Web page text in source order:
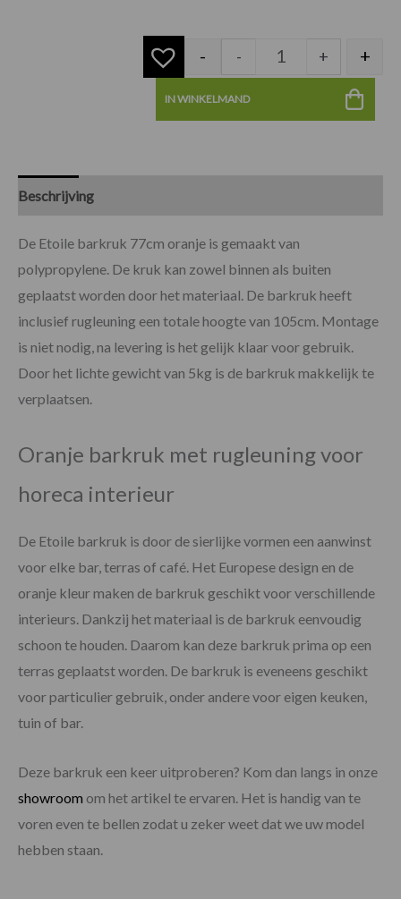
- - + +
IN WINKELMAND
Beschrijving
De Etoile barkruk 77cm oranje is gemaakt van
polypropylene. De kruk kan zowel binnen als buiten
geplaatst worden door het materiaal. De barkruk heeft
inclusief rugleuning een totale hoogte van 105cm. Montage
is niet nodig, na levering is het gelijk klaar voor gebruik.
Door het lichte gewicht van 5kg is de barkruk makkelijk te
verplaatsen.
Oranje barkruk met rugleuning voor
horeca interieur
De Etoile barkruk is door de sierlijke vormen een aanwinst
voor elke bar, terras of café. Het Europese design en de
oranje kleur maken de barkruk geschikt voor verschillende
interieurs. Dankzij het materiaal is de barkruk eenvoudig
schoon te houden. Daarom kan deze barkruk prima op een
terras geplaatst worden. De barkruk is eveneens geschikt
voor particulier gebruik, onder andere voor eigen keuken,
tuin of bar.
Deze barkruk een keer uitproberen? Kom dan langs in onze
showroom om het artikel te ervaren. Het is handig van te
voren even te bellen zodat u zeker weet dat we uw model
hebben staan.